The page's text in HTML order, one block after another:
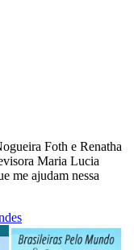
Foth e Renatha
Maria Lucia
me ajudam nessa